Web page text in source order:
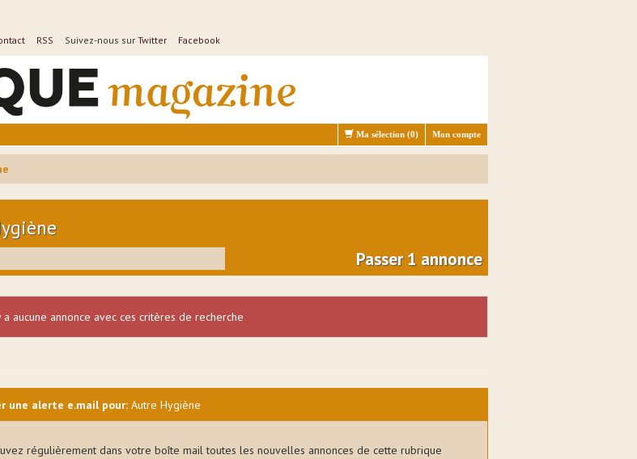
RSS Suivez-nous surTwitter Facebook
Mon compte
Ma sélection (0)
Passer 1 annonce
a aucune annonce avec ces critères de recherche
une alerte e.mail pour: Autre Hygiène
régulièrement dans votre boîte mail toutes les nouvelles annonces de cette rubrique